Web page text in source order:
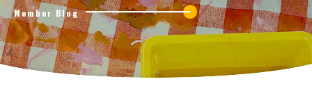
ケンパ西馬込園
ケンパ高田園
ケンパ池上園
ケンパ井の頭本園・分園
Member Blog